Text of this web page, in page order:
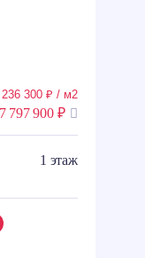
236 300 ₽ / м2
797 900 ₽
1 этаж